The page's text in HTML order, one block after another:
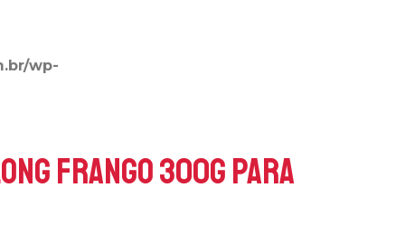
wp-
Frango 300g para